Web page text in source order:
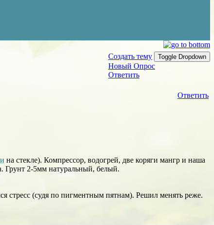
Создать тему
Toggle Dropdown
Новый Опрос
Ответить
Ответить
на стекле). Компрессор, водогрей, две коряги мангр и наша
Грунт 2-5мм натуральный, белый.
стресс (судя по пигментным пятнам). Решил менять реже.